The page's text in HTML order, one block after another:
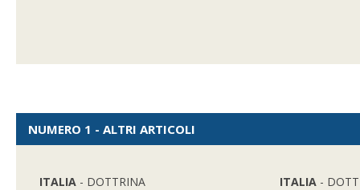
NUMERO 1 - ALTRI ARTICOLI
ITALIA - DOTTRINA ITALIA -